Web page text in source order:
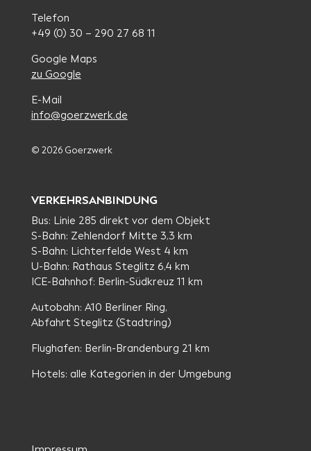
Telefon
+49 (0) 30 – 290 27 68 11
Google Maps
zu Google
E-Mail
info@goerzwerk.de
© 2026 Goerzwerk
VERKEHRSANBINDUNG
Bus: Linie 285 direkt vor dem Objekt
S-Bahn: Zehlendorf Mitte 3,3 km
S-Bahn: Lichterfelde West 4 km
U-Bahn: Rathaus Steglitz 6,4 km
ICE-Bahnhof: Berlin-Südkreuz 11 km
Autobahn: A10 Berliner Ring,
Abfahrt Steglitz (Stadtring)
Flughafen: Berlin-Brandenburg 21 km
Hotels: alle Kategorien in der Umgebung